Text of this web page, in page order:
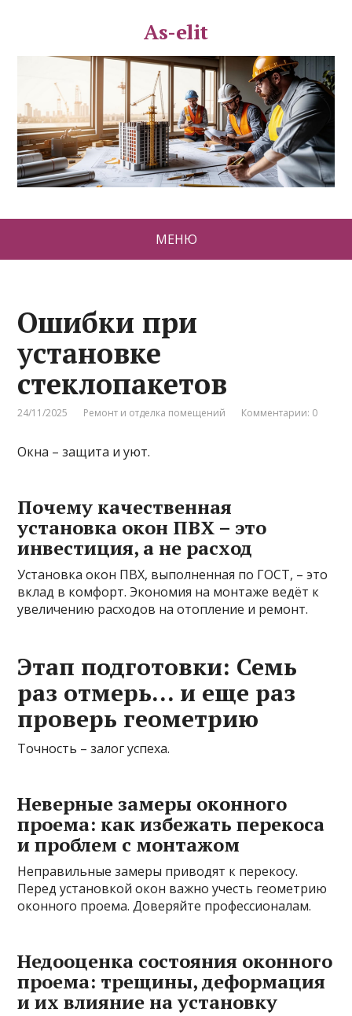
As-elit
МЕНЮ
Ошибки при
установке
стеклопакетов
24/11/2025 Ремонт и отделка помещений Комментарии: 0
Окна – защита и уют.
Почему качественная
установка окон ПВХ – это
инвестиция, а не расход
Установка окон ПВХ, выполненная по ГОСТ, – это
вклад в комфорт. Экономия на монтаже ведёт к
увеличению расходов на отопление и ремонт.
Этап подготовки: Семь
раз отмерь… и еще раз
проверь геометрию
Точность – залог успеха.
Неверные замеры оконного
проема: как избежать перекоса
и проблем с монтажом
Неправильные замеры приводят к перекосу.
Перед установкой окон важно учесть геометрию
оконного проема. Доверяйте профессионалам.
Недооценка состояния оконного
проема: трещины, деформация
и их влияние на установку